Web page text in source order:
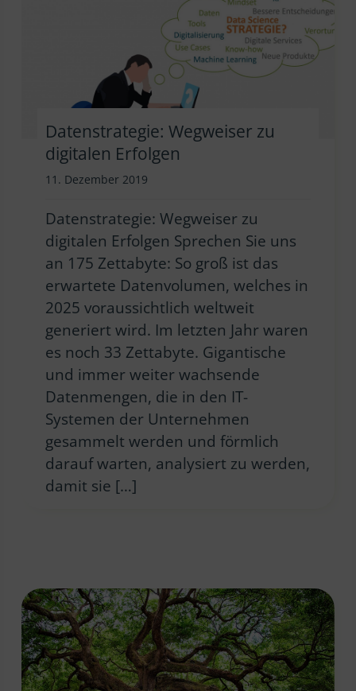
Datenstrategie: Wegweiser zu
digitalen Erfolgen
11. Dezember 2019
Datenstrategie: Wegweiser zu
digitalen Erfolgen Sprechen Sie uns
an 175 Zettabyte: So groß ist das
erwartete Datenvolumen, welches in
2025 voraussichtlich weltweit
generiert wird. Im letzten Jahr waren
es noch 33 Zettabyte. Gigantische
und immer weiter wachsende
Datenmengen, die in den IT-
Systemen der Unternehmen
gesammelt werden und förmlich
darauf warten, analysiert zu werden,
damit sie […]